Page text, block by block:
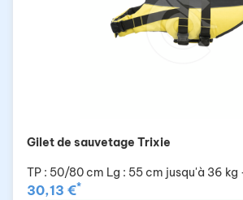
Gilet de sauvetage Trixie
TP : 50/80 cm Lg : 55 cm jusqu'à 36
30,13 €*